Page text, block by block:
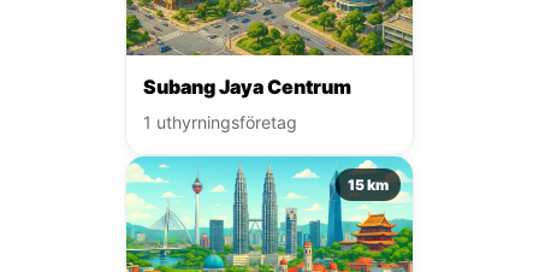
Subang Jaya Centrum
1 uthyrningsföretag
15 km